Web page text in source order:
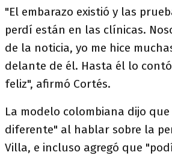
"El embarazo existió y las
perdí están en las clínicas.
de la noticia, yo me hice
delante de él. Hasta él lo
feliz", afirmó Cortés.
La modelo colombiana dijo
diferente" al hablar sobre la
Villa, e incluso agregó que